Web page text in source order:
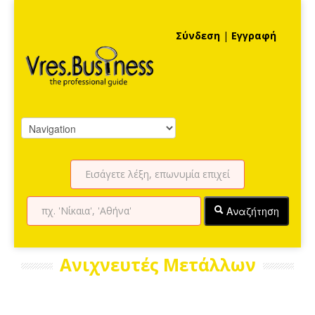
Σύνδεση | Εγγραφή
Αναζήτηση
Ανιχνευτές Μετάλλων